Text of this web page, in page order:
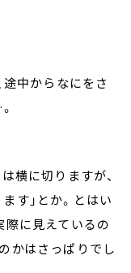
途中からなにをさ
横に切りますが、
す」とか。とはい
際に見えているの
かはさっぱりでし